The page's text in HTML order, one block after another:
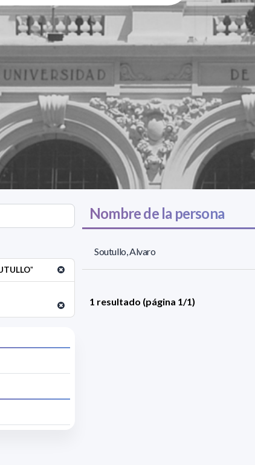
"
Nombre de la persona
Soutullo, Alvaro
1 resultado (página 1/1)